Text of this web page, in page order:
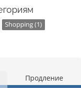
Shopping (1)
Продление